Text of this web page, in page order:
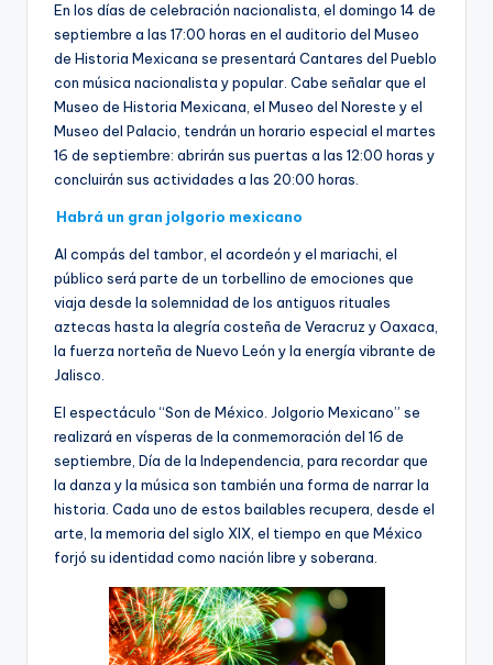
En los días de celebración nacionalista, el domingo 14 de
septiembre a las 17:00 horas en el auditorio del Museo
de Historia Mexicana se presentará Cantares del Pueblo
con música nacionalista y popular. Cabe señalar que el
Museo de Historia Mexicana, el Museo del Noreste y el
Museo del Palacio, tendrán un horario especial el martes
16 de septiembre: abrirán sus puertas a las 12:00 horas y
concluirán sus actividades a las 20:00 horas.
Habrá un gran jolgorio mexicano
Al compás del tambor, el acordeón y el mariachi, el
público será parte de un torbellino de emociones que
viaja desde la solemnidad de los antiguos rituales
aztecas hasta la alegría costeña de Veracruz y Oaxaca,
la fuerza norteña de Nuevo León y la energía vibrante de
Jalisco.
El espectáculo “Son de México. Jolgorio Mexicano” se
realizará en vísperas de la conmemoración del 16 de
septiembre, Día de la Independencia, para recordar que
la danza y la música son también una forma de narrar la
historia. Cada uno de estos bailables recupera, desde el
arte, la memoria del siglo XIX, el tiempo en que México
forjó su identidad como nación libre y soberana.